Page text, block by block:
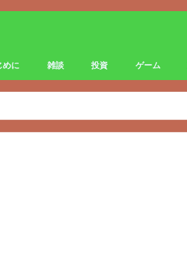
めに 雑談 投資 ゲーム